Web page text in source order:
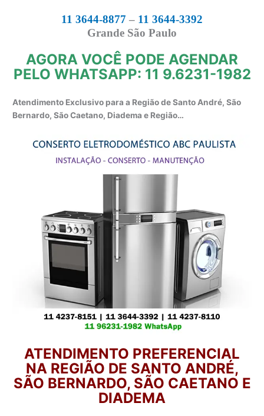
11 3644-8877 – 11 3644-3392
Grande São Paulo
AGORA VOCÊ PODE AGENDAR
PELO WHATSAPP: 11 9.6231-1982
Atendimento Exclusivo para a Região de Santo André, São
Bernardo, São Caetano, Diadema e Região…
ATENDIMENTO PREFERENCIAL
NA REGIÃO DE SANTO ANDRÉ,
SÃO BERNARDO, SÃO CAETANO E
DIADEMA